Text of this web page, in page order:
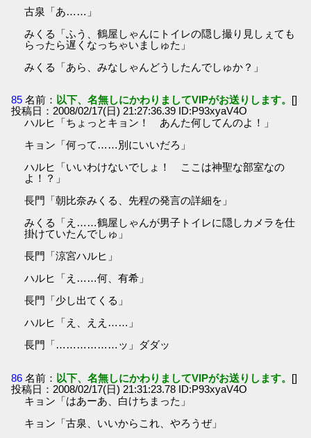
古泉「あ……」
みくる「ふう、鶴屋しゃんにトイレの隠し撮り見しぇても
らったら遅くなっちゃいましゅた」
みくる「あら、みなしゃんどうしたんでしゅか？」
85 名前： 以下、名無しにかわりましてVIPがお送りします。 []
投稿日：2008/02/17(日) 21:27:36.39 ID:P93xyaV4O
ハルヒ「ちょっとキョン！ あんた何してんのよ！」
キョン「何って……別にいいだろ」
ハルヒ「いいわけないでしょ！ ここは神聖な部室なの
よ！？」
長門「朝比奈みくる、先程の発言の詳細を」
みくる「え……鶴屋しゃんが男子トイレに隠しカメラを仕
掛けていたんでしゅ」
長門「涼宮ハルヒ」
ハルヒ「え……何、有希」
長門「少し出てくる」
ハルヒ「え、ええ……」
長門「………………ッ」ダダッ
86 名前： 以下、名無しにかわりましてVIPがお送りします。 []
投稿日：2008/02/17(日) 21:31:23.78 ID:P93xyaV4O
キョン「はあーあ、白けちまった」
キョン「古泉、いいからこれ、やろうぜ」